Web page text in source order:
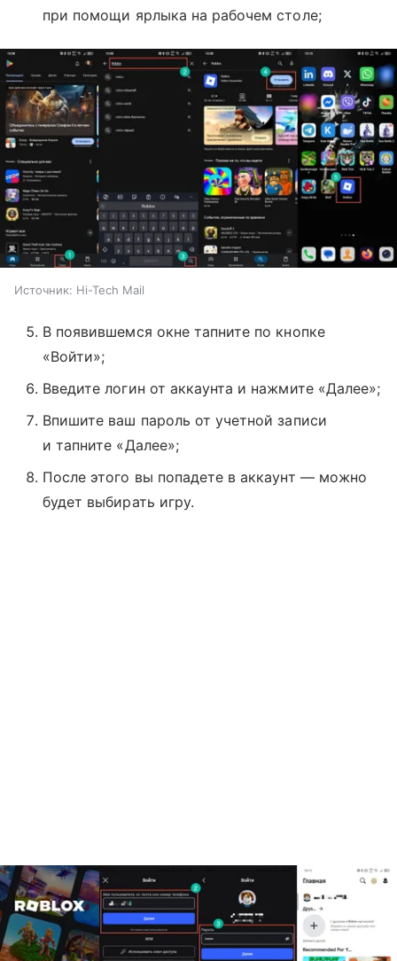
при помощи ярлыка на рабочем столе;
Источник: Hi-Tech Mail
В появившемся окне тапните по кнопке
«Войти»;
Введите логин от аккаунта и нажмите «Далее»;
Впишите ваш пароль от учетной записи
и тапните «Далее»;
После этого вы попадете в аккаунт — можно
будет выбирать игру.